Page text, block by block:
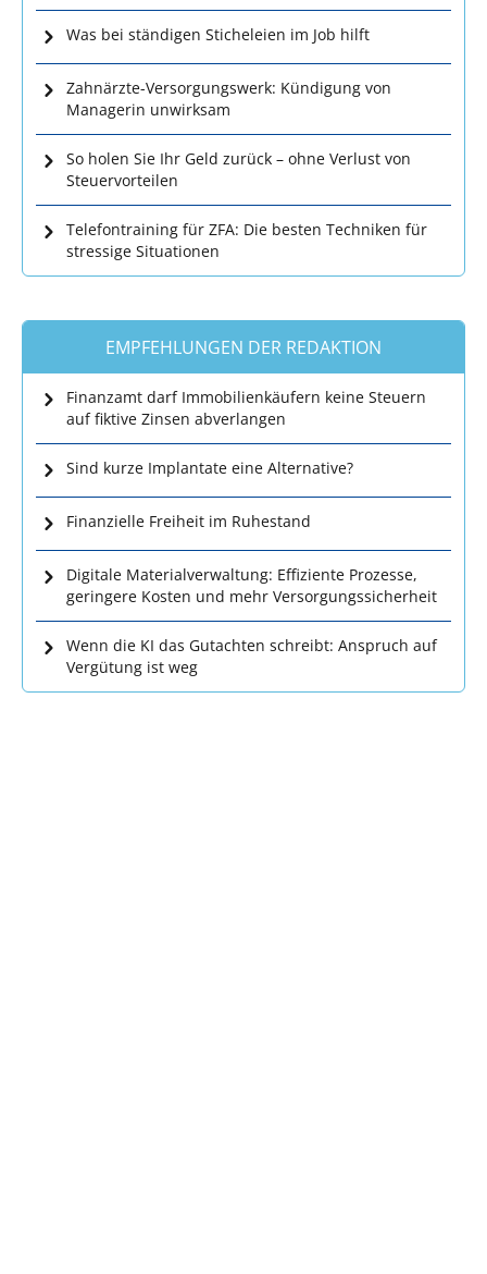
Was bei ständigen Sticheleien im Job hilft
Zahnärzte-Versorgungswerk: Kündigung von
Managerin unwirksam
So holen Sie Ihr Geld zurück – ohne Verlust von
Steuervorteilen
Telefontraining für ZFA: Die besten Techniken für
stressige Situationen
EMPFEHLUNGEN DER REDAKTION
Finanzamt darf Immobilienkäufern keine Steuern
auf fiktive Zinsen abverlangen
Sind kurze Implantate eine Alternative?
Finanzielle Freiheit im Ruhestand
Digitale Materialverwaltung: Effiziente Prozesse,
geringere Kosten und mehr Versorgungssicherheit
Wenn die KI das Gutachten schreibt: Anspruch auf
Vergütung ist weg